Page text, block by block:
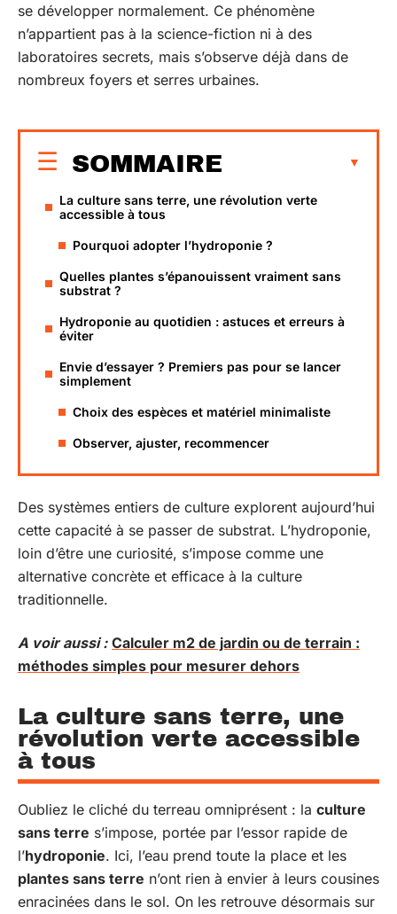
se développer normalement. Ce phénomène
n’appartient pas à la science-fiction ni à des
laboratoires secrets, mais s’observe déjà dans de
nombreux foyers et serres urbaines.
SOMMAIRE
La culture sans terre, une révolution verte
accessible à tous
Pourquoi adopter l’hydroponie ?
Quelles plantes s’épanouissent vraiment sans
substrat ?
Hydroponie au quotidien : astuces et erreurs à
éviter
Envie d’essayer ? Premiers pas pour se lancer
simplement
Choix des espèces et matériel minimaliste
Observer, ajuster, recommencer
Des systèmes entiers de culture explorent aujourd’hui
cette capacité à se passer de substrat. L’hydroponie,
loin d’être une curiosité, s’impose comme une
alternative concrète et efficace à la culture
traditionnelle.
A voir aussi : Calculer m2 de jardin ou de terrain :
méthodes simples pour mesurer dehors
La culture sans terre, une
révolution verte accessible
à tous
Oubliez le cliché du terreau omniprésent : la culture
sans terre s’impose, portée par l’essor rapide de
l’hydroponie. Ici, l’eau prend toute la place et les
plantes sans terre n’ont rien à envier à leurs cousines
enracinées dans le sol. On les retrouve désormais sur